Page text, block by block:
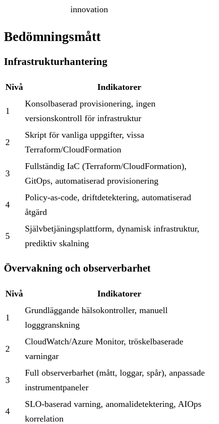
innovation
Bedömningsmått
Infrastrukturhantering
Nivå Indikatorer
1
Konsolbaserad provisionering, ingen
versionskontroll för infrastruktur
2
Skript för vanliga uppgifter, vissa
Terraform/CloudFormation
3
Fullständig IaC (Terraform/CloudFormation),
GitOps, automatiserad provisionering
4
Policy-as-code, driftdetektering, automatiserad
åtgärd
5
Självbetjäningsplattform, dynamisk infrastruktur,
prediktiv skalning
Övervakning och observerbarhet
Nivå Indikatorer
1
Grundläggande hälsokontroller, manuell
logggranskning
2
CloudWatch/Azure Monitor, tröskelbaserade
varningar
3
Full observerbarhet (mått, loggar, spår), anpassade
instrumentpaneler
4
SLO-baserad varning, anomalidetektering, AIOps
korrelation